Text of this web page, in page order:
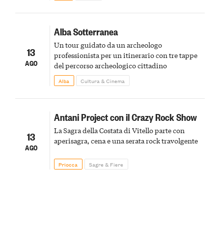
13
AGO
Alba Sotterranea
Un tour guidato da un archeologo
professionista per un itinerario con tre tappe
del percorso archeologico cittadino
Alba Cultura & Cinema
13
AGO
Antani Project con il Crazy Rock Show
La Sagra della Costata di Vitello parte con
aperisagra, cena e una serata rock travolgente
Priocca Sagre & Fiere